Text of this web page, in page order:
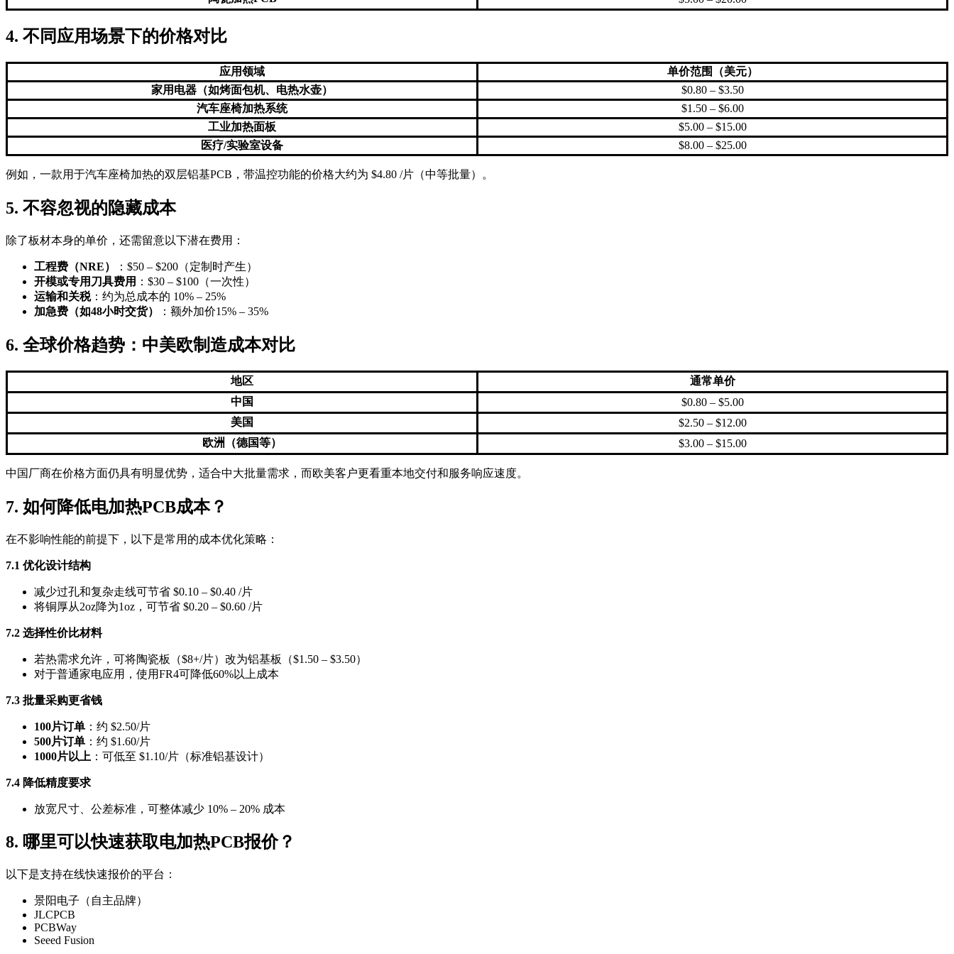
4. 不同应用场景下的价格对比
应用领域
单价范围（美元）
家用电器（如烤面包机、电热水壶）
$0.80 – $3.50
汽车座椅加热系统
$1.50 – $6.00
工业加热面板
$5.00 – $15.00
医疗/实验室设备
$8.00 – $25.00
例如，一款用于汽车座椅加热的双层铝基PCB，带温控功能的价格大约为 $4.80 /片（中等批量）。
5. 不容忽视的隐藏成本
除了板材本身的单价，还需留意以下潜在费用：
工程费（NRE）
：$50 – $200（定制时产生）
开模或专用刀具费用 ：$30 – $100（一次性）
运输和关税：约为总成本的 10% – 25%
加急费（如48小时交货）
：额外加价15% – 35%
6. 全球价格趋势：中美欧制造成本对比
地区
通常单价
中国
$0.80 – $5.00
美国
$2.50 – $12.00
欧洲（德国等）
$3.00 – $15.00
中国厂商在价格方面仍具有明显优势，适合中大批量需求，而欧美客户更看重本地交付和服务响应速度。
7. 如何降低电加热PCB成本？
在不影响性能的前提下，以下是常用的成本优化策略：
7.1 优化设计结构
减少过孔和复杂走线可节省 $0.10 – $0.40 /片
将铜厚从2oz降为1oz，可节省 $0.20 – $0.60 /片
7.2 选择性价比材料
若热需求允许，可将陶瓷板（$8+/片）改为铝基板（$1.50 – $3.50）
对于普通家电应用，使用FR4可降低60%以上成本
7.3 批量采购更省钱
100片订单 ：约 $2.50/片
500片订单 ：约 $1.60/片
1000片以上 ：可低至 $1.10/片（标准铝基设计）
7.4 降低精度要求
放宽尺寸、公差标准，可整体减少 10% – 20% 成本
8. 哪里可以快速获取电加热PCB报价？
以下是支持在线快速报价的平台：
景阳电子（自主品牌）
JLCPCB
PCBWay
Seeed Fusion